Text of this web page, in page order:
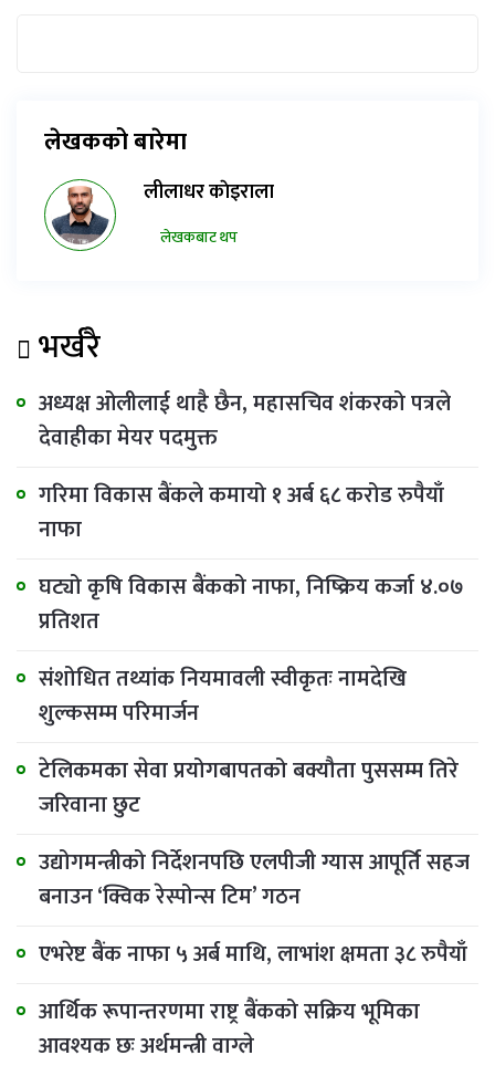
लेखकको बारेमा
लीलाधर काेइराला
लेखकबाट थप
भर्खरै
अध्यक्ष ओलीलाई थाहै छैन, महासचिव शंकरको पत्रले
देवाहीका मेयर पदमुक्त
गरिमा विकास बैंकले कमायो १ अर्ब ६८ करोड रुपैयाँ
नाफा
घट्यो कृषि विकास बैंकको नाफा, निष्क्रिय कर्जा ४.०७
प्रतिशत
संशोधित तथ्यांक नियमावली स्वीकृतः नामदेखि
शुल्कसम्म परिमार्जन
टेलिकमका सेवा प्रयोगबापतको बक्यौता पुससम्म तिरे
जरिवाना छुट
उद्योगमन्त्रीको निर्देशनपछि एलपीजी ग्यास आपूर्ति सहज
बनाउन ‘क्विक रेस्पोन्स टिम’ गठन
एभरेष्ट बैंक नाफा ५ अर्ब माथि, लाभांश क्षमता ३८ रुपैयाँ
आर्थिक रूपान्तरणमा राष्ट्र बैंकको सक्रिय भूमिका
आवश्यक छः अर्थमन्त्री वाग्ले